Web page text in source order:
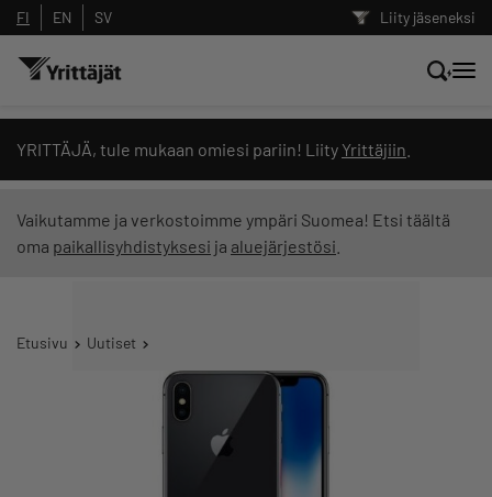
Liity jäseneksi
FI EN SV
YRITTÄJÄ, tule mukaan omiesi pariin! Liity Yrittäjiin
Vaikutamme ja verkostoimme ympäri Suomea! Etsi täältä
oma paikallisyhdistyksesi ja aluejärjestösi
Etusivu Uutiset
Hae sivustolta tai kysy suoraan
Yrittäjien tekoälyltä
Suodata hakutuloksia: näytä kaikki sisältö